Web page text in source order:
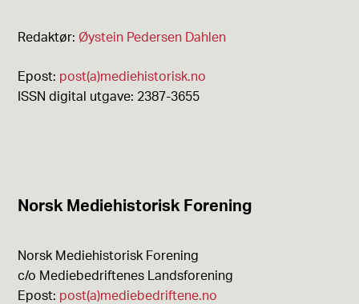
Redaktør: Øystein Pedersen Dahlen
Epost: post(a)mediehistorisk.no
ISSN digital utgave: 2387-3655
Norsk Mediehistorisk Forening
Norsk Mediehistorisk Forening
c/o Mediebedriftenes Landsforening
Epost: post(a)mediebedriftene.no